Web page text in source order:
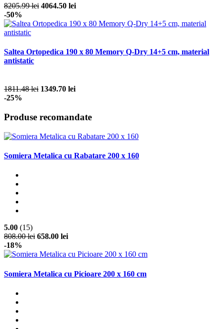
8205.99 lei 4064.50 lei
-50%
Saltea Ortopedica 190 x 80 Memory Q-Dry 14+5 cm, material
antistatic
1811.48 lei 1349.70 lei
-25%
Produse recomandate
Somiera Metalica cu Rabatare 200 x 160
5.00 (15)
808.00 lei 658.00 lei
-18%
Somiera Metalica cu Picioare 200 x 160 cm